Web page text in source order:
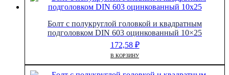
Болт с полукруглой головкой и квадратным
подголовком DIN 603 оцинкованный 10×25
172,58 ₽
В КОРЗИНУ